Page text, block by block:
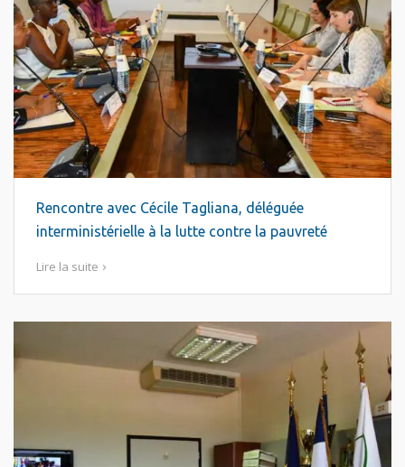
Rencontre avec Cécile Tagliana, déléguée
interministérielle à la lutte contre la pauvreté
Lire la suite